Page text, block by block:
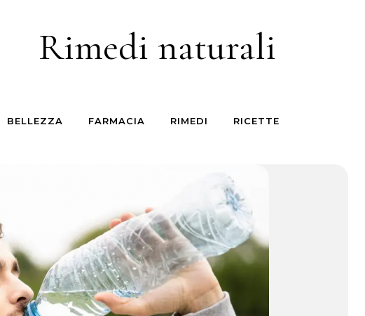
Rimedi naturali
BELLEZZA FARMACIA RIMEDI RICETTE